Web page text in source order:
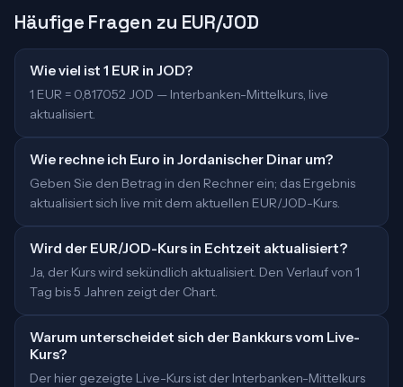
Häufige Fragen zu EUR/JOD
Wie viel ist 1 EUR in JOD?
1 EUR = 0,817052 JOD — Interbanken-Mittelkurs, live
aktualisiert.
Wie rechne ich Euro in Jordanischer Dinar um?
Geben Sie den Betrag in den Rechner ein; das Ergebnis
aktualisiert sich live mit dem aktuellen EUR/JOD-Kurs.
Wird der EUR/JOD-Kurs in Echtzeit aktualisiert?
Ja, der Kurs wird sekündlich aktualisiert. Den Verlauf von 1
Tag bis 5 Jahren zeigt der Chart.
Warum unterscheidet sich der Bankkurs vom Live-
Kurs?
Der hier gezeigte Live-Kurs ist der Interbanken-Mittelkurs